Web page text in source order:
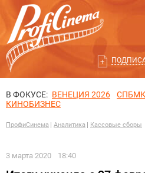
В ФОКУСЕ: ВЕНЕЦИЯ 2026
КИНОБИЗНЕС
ПрофиСинема Аналитика Кассовые сборы
3 марта 2020 18:40